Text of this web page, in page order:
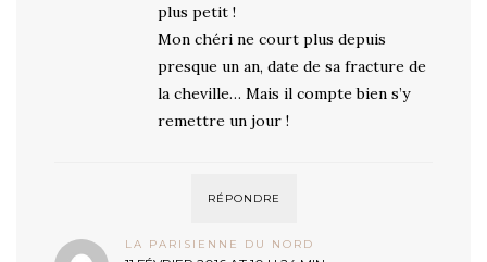
plus petit !
Mon chéri ne court plus depuis
presque un an, date de sa fracture de
la cheville… Mais il compte bien s’y
remettre un jour !
RÉPONDRE
LA PARISIENNE DU NORD